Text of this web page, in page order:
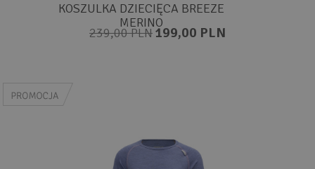
KOSZULKA DZIECIĘCA BREEZE
MERINO
239,00 PLN199,00 PLN